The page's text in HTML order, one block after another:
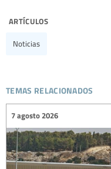
artículos
Noticias
temas relacionados
7 agosto 2026